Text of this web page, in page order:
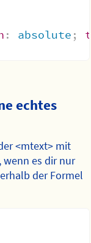
: absolute ;
echtes
<mtext> mit
es dir nur
der Formel